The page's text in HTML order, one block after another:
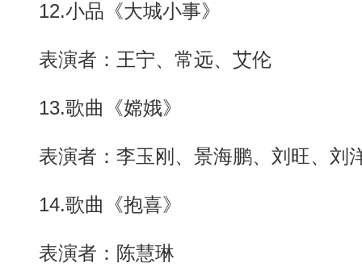
12.小品《大城小事》
表演者：王宁、常远、艾伦
13.歌曲《嫦娥》
表演者：李玉刚、景海鹏、刘旺、刘
14.歌曲《抱喜》
表演者：陈慧琳